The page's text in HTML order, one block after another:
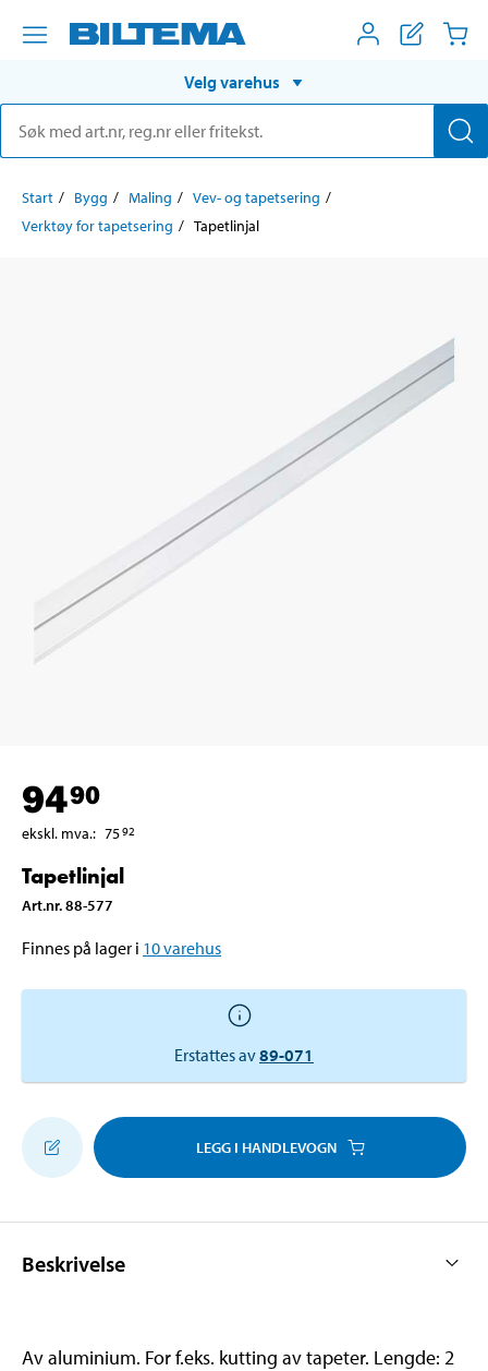
Velg varehus
Start Bygg Maling
Vev- og tapetsering
Verktøy for tapetsering
Tapetlinjal
9490
ekskl. mva.: 7592
Tapetlinjal
Art.nr.88-577
Finnes på lager i 10varehus
Erstattes av89-071
LEGG I HANDLEVOGN
Beskrivelse
Av aluminium. For f.eks. kutting av tapeter. Lengde: 2